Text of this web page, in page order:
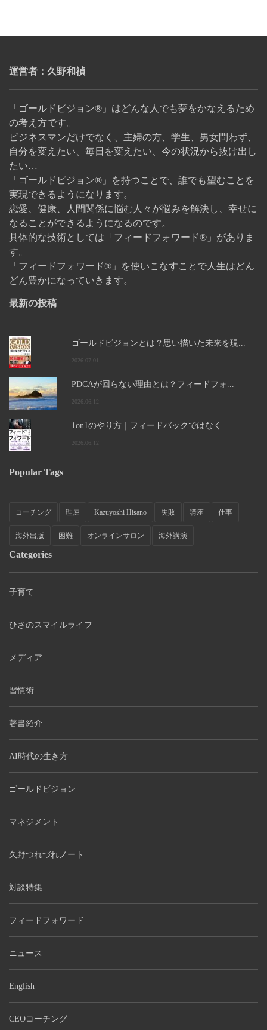
運営者：久野和禎
「ゴールドビジョン®」はどんな人でも夢をかなえるため
の考え方です。
ビジネスマンだけでなく、主婦の方、学生、男女問わず、
自分を変えたい、毎日を変えたい、今の状況から抜け出し
たい…
「ゴールドビジョン®」を持つことで、誰でも望むことを
実現できるようになります。
恋愛、健康、人間関係に悩む人々が悩みを解決し、幸せに
なることができるようになるのです。
具体的な技術としては「フィードフォワード®」がありま
す。
「フィードフォワード®」を使いこなすことで人生はどん
どん豊かになっていきます。
最新の投稿
ゴールドビジョンとは？思い描いた未来を現...
2026.07.01
PDCAが回らない理由とは？フィードフォ...
2026.06.12
1on1のやり方｜フィードバックではなく...
2026.06.12
Popular Tags
コーチング 理屈 Kazuyoshi Hisano 失敗 講座 仕事
海外出版 困難 オンラインサロン 海外講演
Categories
子育て
ひさのスマイルライフ
メディア
習慣術
著書紹介
AI時代の生き方
ゴールドビジョン
マネジメント
久野つれづれノート
対談特集
フィードフォワード
ニュース
English
CEOコーチング